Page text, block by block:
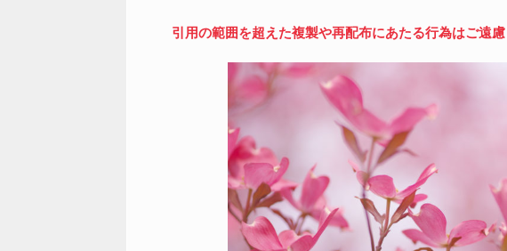
引用の範囲を超えた複製や再配布にあたる行為はご遠慮